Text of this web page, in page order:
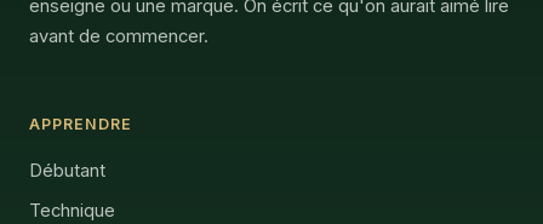
enseigne ou une marque. On écrit ce qu'on aurait aimé lire
avant de commencer.
APPRENDRE
Débutant
Technique